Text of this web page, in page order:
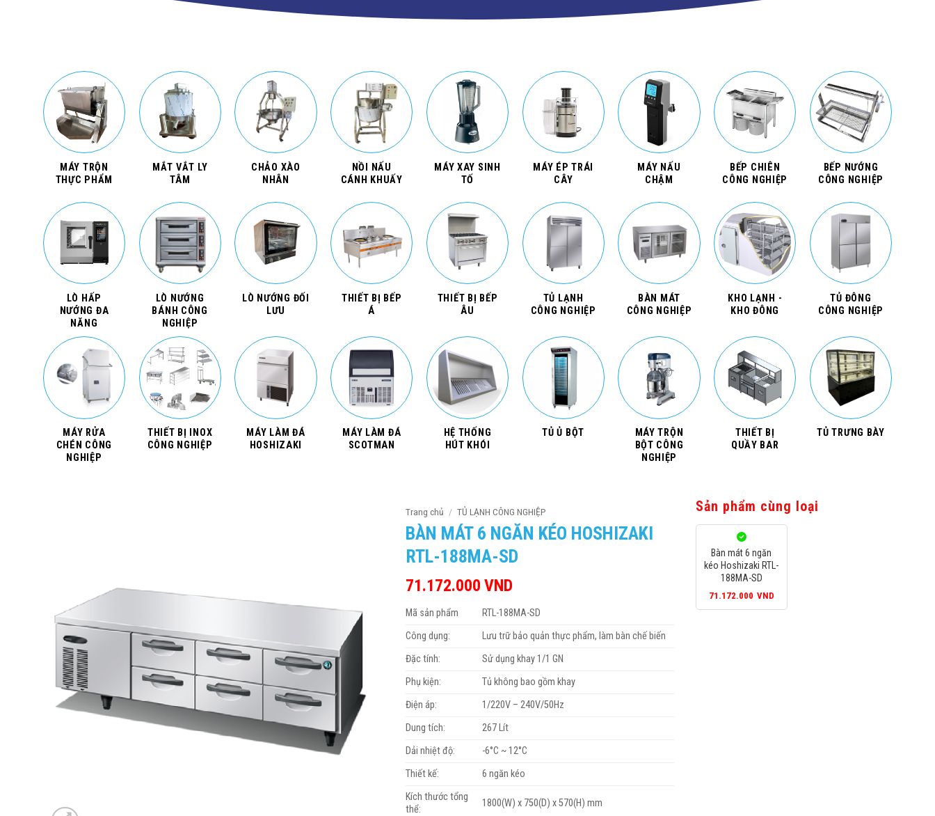
MÁY TRỘN
THỰC PHẨM
MẮT VẮT LY
TÂM
CHẢO XÀO
NHÂN
NỒI NẤU
CÁNH KHUẤY
MÁY XAY SINH
TỐ
MÁY ÉP TRÁI
CÂY
MÁY NẤU
CHẬM
BẾP CHIÊN
CÔNG NGHIỆP
BẾP NƯỚNG
CÔNG NGHIỆP
LÒ HẤP
NƯỚNG ĐA
NĂNG
LÒ NƯỚNG
BÁNH CÔNG
NGHIỆP
LÒ NƯỚNG ĐỐI
LƯU
THIẾT BỊ BẾP
Á
THIẾT BỊ BẾP
ÂU
TỦ LẠNH
CÔNG NGHIỆP
BÀN MÁT
CÔNG NGHIỆP
KHO LẠNH -
KHO ĐÔNG
TỦ ĐÔNG
CÔNG NGHIỆP
MÁY RỬA
CHÉN CÔNG
NGHIỆP
THIẾT BỊ INOX
CÔNG NGHIỆP
MÁY LÀM ĐÁ
HOSHIZAKI
MÁY LÀM ĐÁ
SCOTMAN
HỆ THỐNG
HÚT KHÓI
TỦ Ủ BỘT
MÁY TRỘN
BỘT CÔNG
NGHIỆP
THIẾT BỊ
QUẦY BAR
TỦ TRƯNG BÀY
Trang chủ / TỦ LẠNH CÔNG NGHIỆP
BÀN MÁT 6 NGĂN KÉO HOSHIZAKI
RTL-188MA-SD
71.172.000 VND
Mã sản phẩm
RTL-188MA-SD
Công dụng:
Lưu trữ bảo quản thực phẩm, làm bàn chế biến
Đặc tính:
Sử dụng khay 1/1 GN
Phụ kiện:
Tủ không bao gồm khay
Điện áp:
1/220V – 240V/50Hz
Dung tích:
267 Lít
Dải nhiệt độ:
-6°C ~ 12°C
Thiết kế:
6 ngăn kéo
Kích thước tổng
thể:
1800(W) x 750(D) x 570(H) mm
Sản phẩm cùng loại
Bàn mát 6 ngăn
kéo Hoshizaki RTL-
188MA-SD
71.172.000 VND